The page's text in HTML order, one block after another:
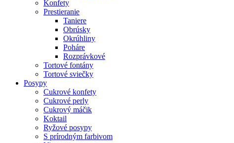
Konfety
Prestieranie
Taniere
Obrúsky
Okrúhliny
Poháre
Rozprávkové
Tortové fontány
Tortové sviečky
Posypy
Cukrové konfety
Cukrové perly
Cukrový máčik
Koktail
Ryžové posypy
S prírodným farbivom